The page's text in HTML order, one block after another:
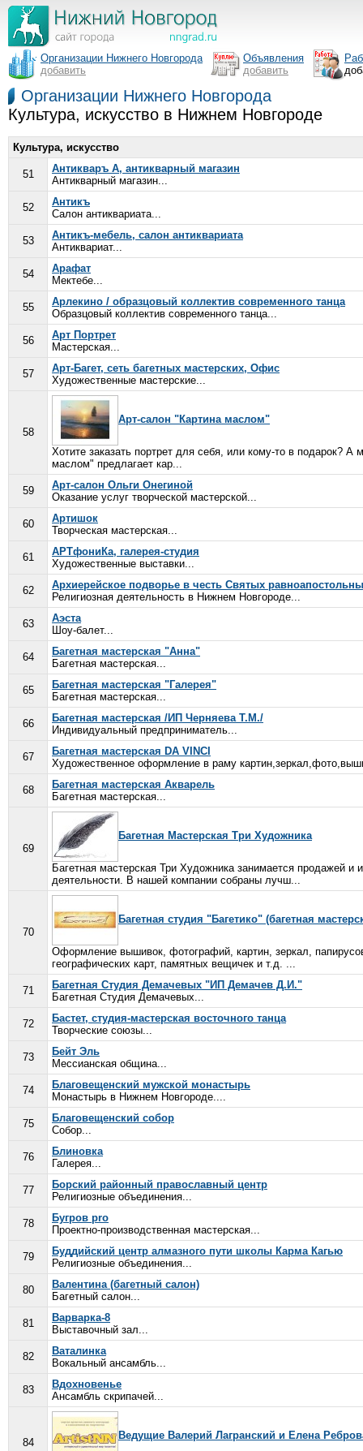
Организации Нижнего Новгорода
добавить
Объявления
добавить
Организации Нижнего Новгорода
Культура, искусство в Нижнем Новгороде
Культура, искусство
51
Антикваръ А, антикварный магазин
Антикварный магазин...
52
Антикъ
Салон антиквариата...
53
Антикъ-мебель, салон антиквариата
Антиквариат...
54
Арафат
Мектебе...
55
Арлекино / образцовый коллектив современного танца
Образцовый коллектив современного танца...
56
Арт Портрет
Мастерская...
57
Арт-Багет, сеть багетных мастерских, Офис
Художественные мастерские...
58
Арт-салон "Картина маслом"
Хотите заказать портрет для себя, или кому-то в подарок?
маслом" предлагает кар...
59
Арт-салон Ольги Онегиной
Оказание услуг творческой мастерской...
60
Артишок
Творческая мастерская...
61
АРТфониКа, галерея-студия
Художественные выставки...
62
Архиерейское подворье в честь Святых
Религиозная деятельность в Нижнем Новгороде...
63
Аэста
Шоу-балет...
64
Багетная мастерская "Анна"
Багетная мастерская...
65
Багетная мастерская "Галерея"
Багетная мастерская...
66
Багетная мастерская /ИП Черняева Т.М./
Индивидуальный предприниматель...
67
Багетная мастерская DA VINCI
Художественное оформление в раму
68
Багетная мастерская Акварель
Багетная мастерская...
69
Багетная Мастерская Три Художника
Багетная мастерская Три Художника занимается продажей и
деятельности. В нашей компании собраны лучш...
70
Багетная студия "Багетико" (багетная
Оформление вышивок, фотографий, картин, зеркал,
географических карт, памятных вещичек и т.д. ...
71
Багетная Студия Демачевых "ИП Демачев Д.И."
Багетная Студия Демачевых...
72
Бастет, студия-мастерская восточного танца
Творческие союзы...
73
Бейт Эль
Мессианская община...
74
Благовещенский мужской монастырь
Монастырь в Нижнем Новгороде....
75
Благовещенский собор
Собор...
76
Блиновка
Галерея...
77
Борский районный православный центр
Религиозные объединения...
78
Бугров pro
Проектно-производственная мастерская...
79
Буддийский центр алмазного пути школы Карма Кагью
Религиозные объединения...
80
Валентина (багетный салон)
Багетный салон...
81
Варварка-8
Выставочный зал...
82
Ваталинка
Вокальный ансамбль...
83
Вдохновенье
Ансамбль скрипачей...
84
Ведущие Валерий Лагранский и Елена